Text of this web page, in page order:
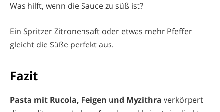
Was hilft, wenn die Sauce zu süß ist?
Ein Spritzer Zitronensaft oder etwas mehr Pfeffer
gleicht die Süße perfekt aus.
Fazit
Pasta mit Rucola, Feigen und Myzithra verkörpert